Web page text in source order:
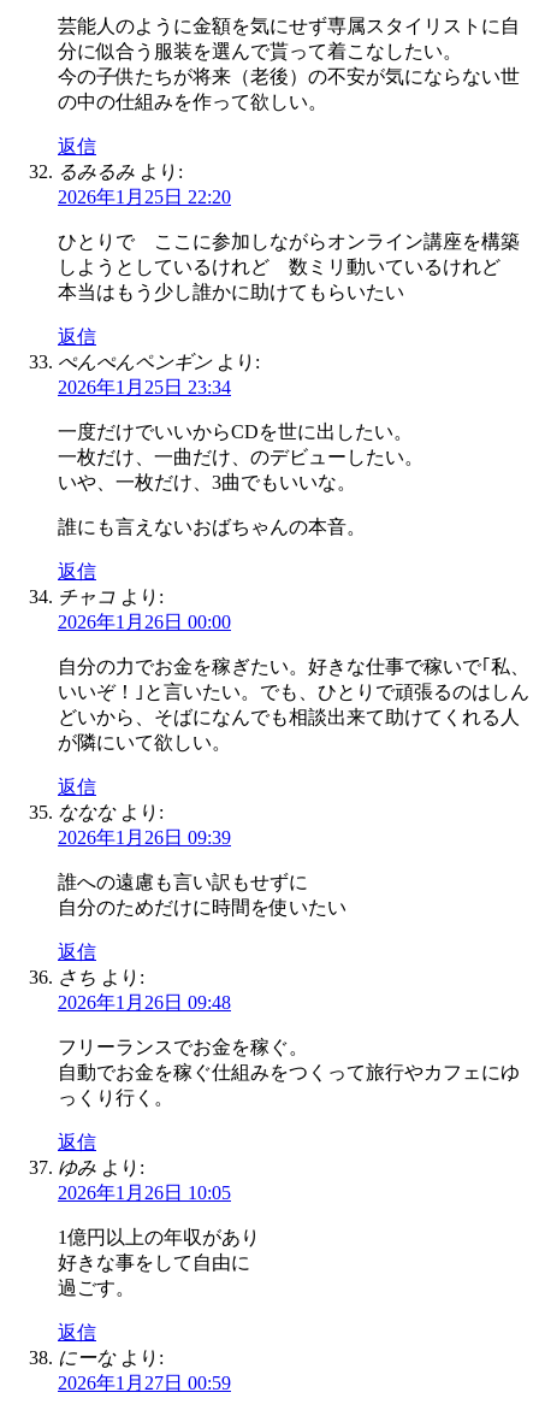
芸能人のように金額を気にせず専属スタイリストに自
分に似合う服装を選んで貰って着こなしたい。
今の子供たちが将来（老後）の不安が気にならない世
の中の仕組みを作って欲しい。
返信
るみるみ より:
2026年1月25日 22:20
ひとりで ここに参加しながらオンライン講座を構築
しようとしているけれど 数ミリ動いているけれど
本当はもう少し誰かに助けてもらいたい
返信
ぺんぺんペンギン より:
2026年1月25日 23:34
一度だけでいいからCDを世に出したい。
一枚だけ、一曲だけ、のデビューしたい。
いや、一枚だけ、3曲でもいいな。
誰にも言えないおばちゃんの本音。
返信
チャコ より:
2026年1月26日 00:00
自分の力でお金を稼ぎたい。好きな仕事で稼いで｢私、
いいぞ！｣と言いたい。でも、ひとりで頑張るのはしん
どいから、そばになんでも相談出来て助けてくれる人
が隣にいて欲しい。
返信
ななな より:
2026年1月26日 09:39
誰への遠慮も言い訳もせずに
自分のためだけに時間を使いたい
返信
さち より:
2026年1月26日 09:48
フリーランスでお金を稼ぐ。
自動でお金を稼ぐ仕組みをつくって旅行やカフェにゆ
っくり行く。
返信
ゆみ より:
2026年1月26日 10:05
1億円以上の年収があり
好きな事をして自由に
過ごす。
返信
にーな より:
2026年1月27日 00:59